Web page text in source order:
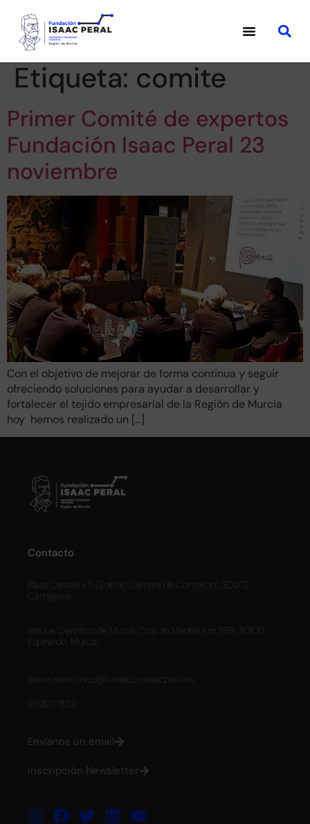
Etiqueta: comite
Primer Comité de expertos
Fundación Isaac Peral 23
noviembre
Con el objetivo de mejorar de forma continua y seguir
ofreciendo soluciones para ayudar a desarrollar y
fortalecer el tejido empresarial de la Región de Murcia
hoy hemos realizado un […]
Contacto
Plaza Castellini, 5 (Edificio Cámara de Comercio) 30201,
Cartagena.
Parque Científico de Murcia Ctra. de Madrid, Km 388, 30100
Espinardo, Murcia.
secretariatecnica@fundacionisaacperal.es
968277832
Envíanos un email
Inscripción Newsletter